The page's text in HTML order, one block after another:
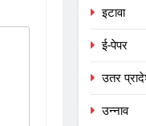
इटावा
ई-पेपर
उतर
उन्नाव